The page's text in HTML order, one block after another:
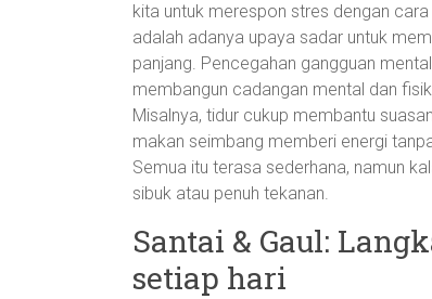
kita untuk merespon stres dengan
adalah adanya upaya sadar untuk
panjang. Pencegahan gangguan
membangun cadangan mental dan
Misalnya, tidur cukup membantu
makan seimbang memberi energi
Semua itu terasa sederhana, namun
sibuk atau penuh tekanan.
Santai & Gaul:
setiap hari